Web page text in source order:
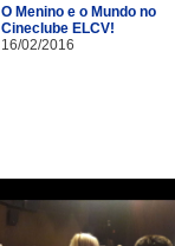
O Menino e o Mundo no
Cineclube ELCV!
16/02/2016